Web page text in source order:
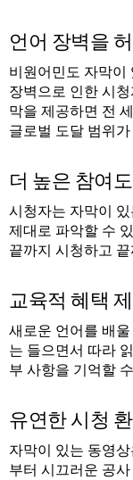
언어 장벽을
비원어민도 자막이
장벽으로 인한 시
막을 제공하면 전
글로벌 도달 범위
더 높은 참여
시청자는 자막이
제대로 파악할 수
끝까지 시청하고
교육적 혜택
새로운 언어를 배
는 들으면서 따라
부 사항을 기억할
유연한 시청
자막이 있는 동영
부터 시끄러운 공